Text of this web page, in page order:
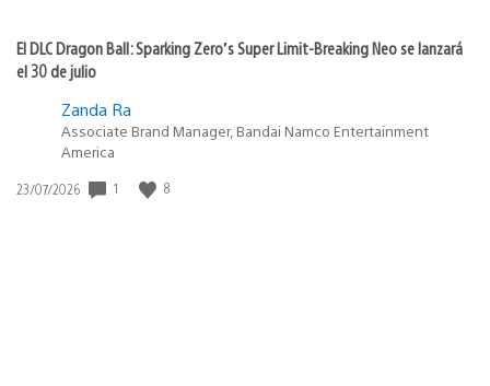
El DLC Dragon Ball: Sparking Zero’s Super Limit-Breaking Neo se lanzará
el 30 de julio
Zanda Ra
Associate Brand Manager, Bandai Namco Entertainment
America
Fecha
23/07/2026 1 8